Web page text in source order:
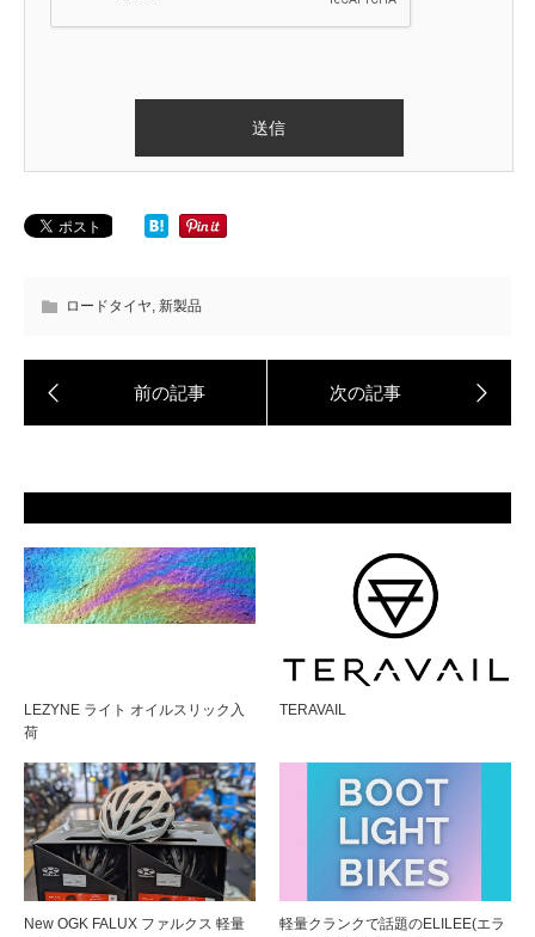
ロードタイヤ, 新製品
LEZYNE ライト オイルスリック入
荷
TERAVAIL
New OGK FALUX ファルクス 軽量
軽量クランクで話題のELILEE(エラ